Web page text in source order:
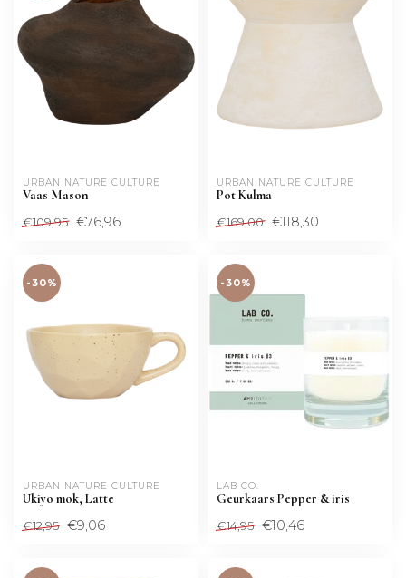
URBAN NATURE CULTURE
Vaas Mason
€109,95 €76,96
URBAN NATURE CULTURE
Pot Kulma
€169,00 €118,30
-30%
URBAN NATURE CULTURE
Ukiyo mok, Latte
€12,95 €9,06
-30%
LAB CO.
Geurkaars Pepper & iris
€14,95 €10,46